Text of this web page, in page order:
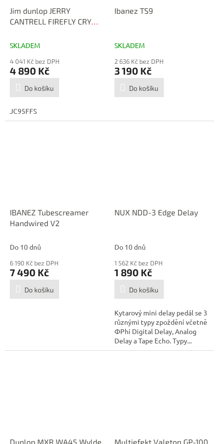
Jim dunlop JERRY
CANTRELL FIREFLY CRY
SKLADEM
4 041 Kč bez DPH
4 890 Kč
Do košíku
JC95FFS
Ibanez TS9
SKLADEM
2 636 Kč bez DPH
3 190 Kč
Do košíku
IBANEZ Tubescreamer
Handwired V2
Do 10 dnů
6 190 Kč bez DPH
7 490 Kč
Do košíku
NUX NDD-3 Edge Delay
Do 10 dnů
1 562 Kč bez DPH
1 890 Kč
Do košíku
Kytarový mini delay pedál se 3
různými typy zpoždění včetně
ΦPhi Digital Delay, Analog
Delay a Tape Echo. Typy...
Dunlop MXR WA45 Wylde Multiefekt Valeton GP-100